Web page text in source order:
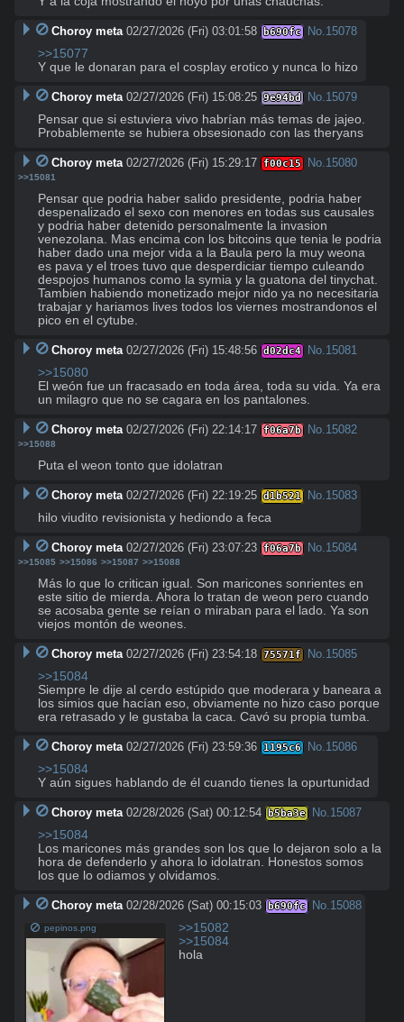
Choroy meta 02/27/2026 (Fri) 03:01:58 b690fc No.15078
>>15077
Y que le donaran para el cosplay erotico y nunca lo hizo
Choroy meta 02/27/2026 (Fri) 15:08:25 9e94bd No.15079
Pensar que si estuviera vivo habrían más temas de jajeo.
Probablemente se hubiera obsesionado con las theryans
Choroy meta 02/27/2026 (Fri) 15:29:17 f00c15 No.15080
>>15081
Pensar que podria haber salido presidente, podria haber
despenalizado el sexo con menores en todas sus causales
y podria haber detenido personalmente la invasion
venezolana. Mas encima con los bitcoins que tenia le podria
haber dado una mejor vida a la Baula pero la muy weona
es pava y el troes tuvo que desperdiciar tiempo culeando
despojos humanos como la symia y la guatona del tinychat.
Tambien habiendo monetizado mejor nido ya no necesitaria
trabajar y hariamos lives todos los viernes mostrandonos el
pico en el cytube.
Choroy meta 02/27/2026 (Fri) 15:48:56 d02dc4 No.15081
>>15080
El weón fue un fracasado en toda área, toda su vida. Ya era
un milagro que no se cagara en los pantalones.
Choroy meta 02/27/2026 (Fri) 22:14:17 f06a7b No.15082
>>15088
Puta el weon tonto que idolatran
Choroy meta 02/27/2026 (Fri) 22:19:25 d1b521 No.15083
hilo viudito revisionista y hediondo a feca
Choroy meta 02/27/2026 (Fri) 23:07:23 f06a7b No.15084
>>15085 >>15086 >>15087 >>15088
Más lo que lo critican igual. Son maricones sonrientes en
este sitio de mierda. Ahora lo tratan de weon pero cuando
se acosaba gente se reían o miraban para el lado. Ya son
viejos montón de weones.
Choroy meta 02/27/2026 (Fri) 23:54:18 75571f No.15085
>>15084
Siempre le dije al cerdo estúpido que moderara y baneara a
los simios que hacían eso, obviamente no hizo caso porque
era retrasado y le gustaba la caca. Cavó su propia tumba.
Choroy meta 02/27/2026 (Fri) 23:59:36 1195c6 No.15086
>>15084
Y aún sigues hablando de él cuando tienes la opurtunidad
Choroy meta 02/28/2026 (Sat) 00:12:54 b5ba3e No.15087
>>15084
Los maricones más grandes son los que lo dejaron solo a la
hora de defenderlo y ahora lo idolatran. Honestos somos
los que lo odiamos y olvidamos.
Choroy meta 02/28/2026 (Sat) 00:15:03 b690fc No.15088
pepinos.png
>>15082
>>15084
hola